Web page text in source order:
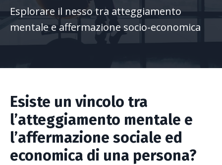
Esplorare il nesso tra atteggiamento
mentale e affermazione socio-economica
Esiste un vincolo tra
l’atteggiamento mentale e
l’affermazione sociale ed
economica di una persona?